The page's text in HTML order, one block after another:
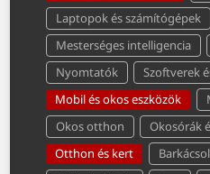
Laptopok és számítógépek
Mesterséges intelligencia
Nyomtatók
Szoftverek
Mobil és okos eszközök
Okos otthon
Okosórák
Otthon és kert